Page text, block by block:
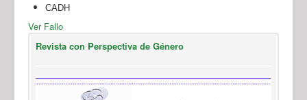
CADH
Ver Fallo
Revista con Perspectiva de Género